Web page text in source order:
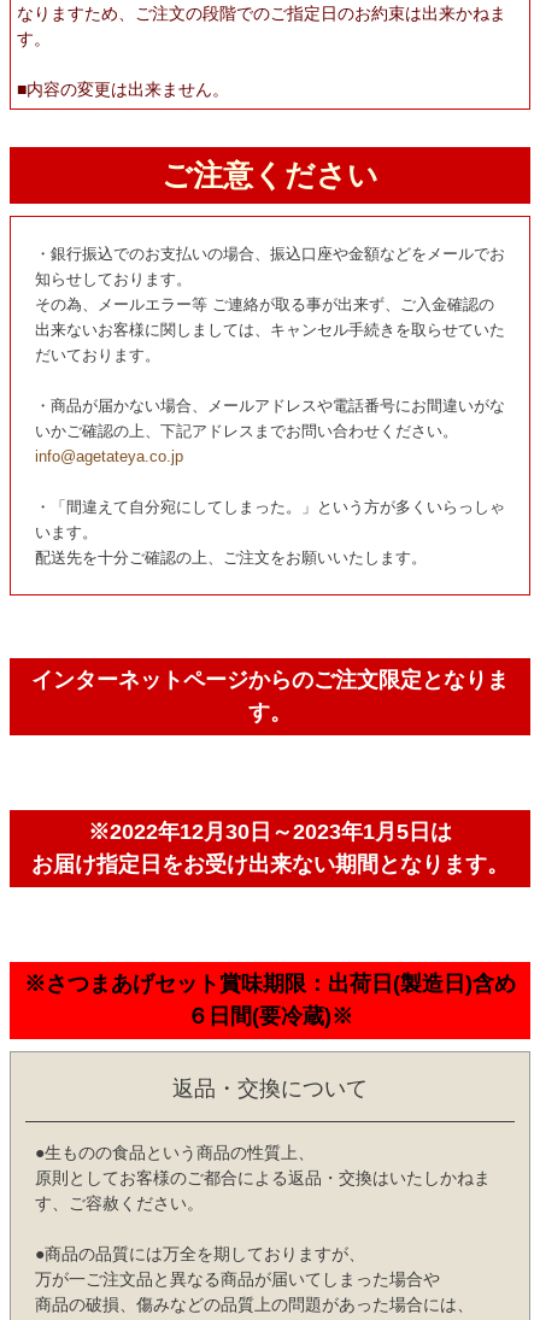
なりますため、ご注文の段階でのご指定日のお約束は出来かねま
す。
■内容の変更は出来ません。
ご注意ください
・銀行振込でのお支払いの場合、振込口座や金額などをメールでお
知らせしております。
その為、メールエラー等 ご連絡が取る事が出来ず、ご入金確認の
出来ないお客様に関しましては、キャンセル手続きを取らせていた
だいております。
・商品が届かない場合、メールアドレスや電話番号にお間違いがな
いかご確認の上、下記アドレスまでお問い合わせください。
info@agetateya.co.jp
・「間違えて自分宛にしてしまった。」という方が多くいらっしゃ
います。
配送先を十分ご確認の上、ご注文をお願いいたします。
インターネットページからのご注文限定となりま
す。
※2022年12月30日～2023年1月5日は
お届け指定日をお受け出来ない期間となります。
※さつまあげセット賞味期限：出荷日(製造日)含め
６日間(要冷蔵)※
返品・交換について
●生ものの食品という商品の性質上、
原則としてお客様のご都合による返品・交換はいたしかねま
す、ご容赦ください。
●商品の品質には万全を期しておりますが、
万が一ご注文品と異なる商品が届いてしまった場合や
商品の破損、傷みなどの品質上の問題があった場合には、